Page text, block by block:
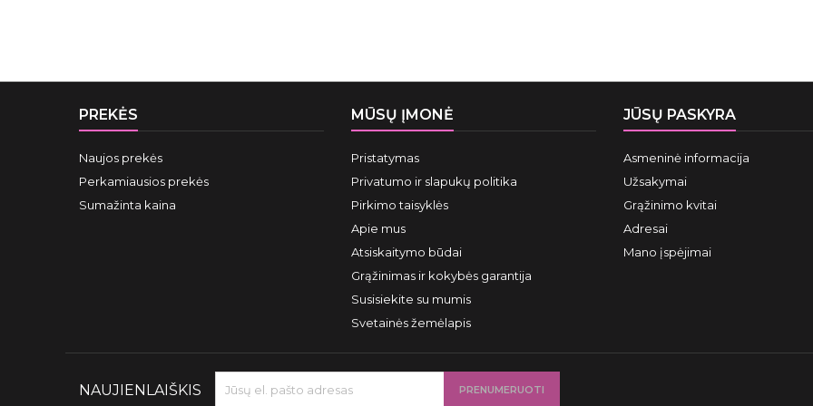
PREKĖS
Naujos prekės
Perkamiausios prekės
Sumažinta kaina
MŪSŲ ĮMONĖ
Pristatymas
Privatumo ir slapukų politika
Pirkimo taisyklės
Apie mus
Atsiskaitymo būdai
Grąžinimas ir kokybės garantija
Susisiekite su mumis
Svetainės žemėlapis
JŪSŲ PASKYRA
Asmeninė informacija
Užsakymai
Grąžinimo kvitai
Adresai
Mano įspėjimai
NAUJIENLAIŠKIS